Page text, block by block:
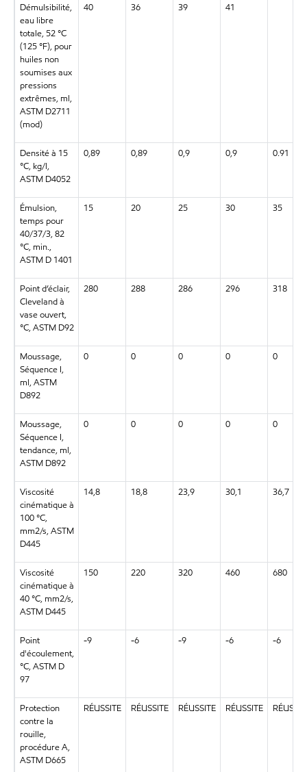
Démulsibilité,
eau libre
totale, 52 °C
(125 °F), pour
huiles non
soumises aux
pressions
extrêmes, ml,
ASTM D2711
(mod)
40 36 39 41
Densité à 15
°C, kg/l,
ASTM D4052
0,89 0,89 0,9 0,9 0.91
Émulsion,
temps pour
40/37/3, 82
°C, min.,
ASTM D 1401
15 20 25 30 35
Point d’éclair,
Cleveland à
vase ouvert,
°C, ASTM D92
280 288 286 296 318
Moussage,
Séquence I,
ml, ASTM
D892
0 0 0 0 0
Moussage,
Séquence I,
tendance, ml,
ASTM D892
0 0 0 0 0
Viscosité
cinématique à
100 °C,
mm2/s, ASTM
D445
14,8 18,8 23,9 30,1 36,7
Viscosité
cinématique à
40 °C, mm2/s,
ASTM D445
150 220 320 460 680
Point
d'écoulement,
°C, ASTM D
97
-9 -6 -9 -6 -6
Protection
contre la
rouille,
procédure A,
ASTM D665
RÉUSSITE RÉUSSITE RÉUSSITE RÉUSSITE